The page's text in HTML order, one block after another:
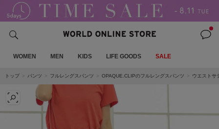
WOMEN MEN KIDS LIFE GOODS SALE
トップ パンツ フルレングスパンツ OPAQUE.CLIPのフルレングスパンツ ウエストサ